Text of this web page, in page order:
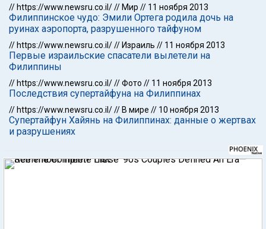
// https://www.newsru.co.il/// Мир // 11 ноября 2013
Филиппинское чудо: Эмили Ортега родила дочь на
руинах аэропорта, разрушенного тайфуном
// https://www.newsru.co.il/// Израиль // 11 ноября 2013
Первые израильские спасатели вылетели на
Филиппины
// https://www.newsru.co.il///Фото // 11 ноября 2013
Последствия супертайфуна на Филиппинах
// https://www.newsru.co.il/// В мире // 10 ноября 2013
Супертайфун Хайянь на Филиппинах: данные о жертвах
и разрушениях